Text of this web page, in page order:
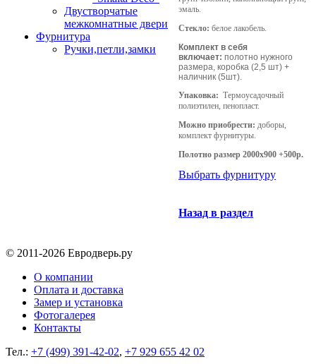
Двустворчатые
межкомнатные двери
Фурнитура
Ручки,петли,замки
эмаль.
Стекло: белое лакобель.
Комплект в себя
включает: полотно нужного
размера, коробка (2,5 шт) +
наличник (5шт).
Упаковка: Термоусадочный
полиэтилен, пенопласт.
Можно приобрести: доборы,
комплект фурнитуры.
Полотно размер 2000х900 +500р.
Выбрать фурнитуру
Назад в раздел
© 2011-2026 Евродверь.ру
О компании
Оплата и доставка
Замер и установка
Фотогалерея
Контакты
Тел.: +7 (499) 391-42-02, +7 929 655 42 02